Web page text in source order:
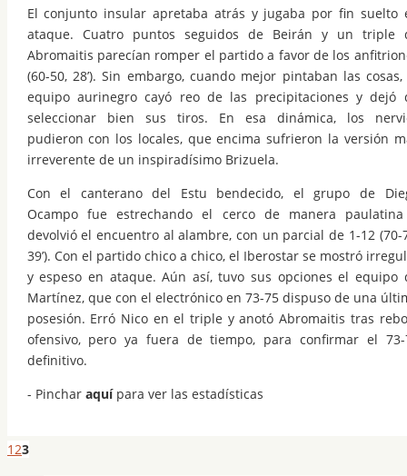
El conjunto insular apretaba atrás y jugaba por fin suelto
ataque. Cuatro puntos seguidos de Beirán y un triple
Abromaitis parecían romper el partido a favor de los
(60-50, 28’). Sin embargo, cuando mejor pintaban las
equipo aurinegro cayó reo de las precipitaciones y dejó
seleccionar bien sus tiros. En esa dinámica, los
pudieron con los locales, que encima sufrieron la versión
irreverente de un inspiradísimo Brizuela.
Con el canterano del Estu bendecido, el grupo de
Ocampo fue estrechando el cerco de manera
devolvió el encuentro al alambre, con un parcial de 1-12 (70-
39’). Con el partido chico a chico, el Iberostar se mostró
y espeso en ataque. Aún así, tuvo sus opciones el equipo
Martínez, que con el electrónico en 73-75 dispuso de una
posesión. Erró Nico en el triple y anotó Abromaitis tras
ofensivo, pero ya fuera de tiempo, para confirmar el 73-
definitivo.
- Pinchar aquípara ver las estadísticas
123